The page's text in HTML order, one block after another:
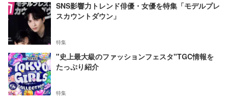
SNS影響力トレンド俳優・女優を特集「モデルプレ
スカウントダウン」
特集
"史上最大級のファッションフェスタ"TGC情報を
たっぷり紹介
特集